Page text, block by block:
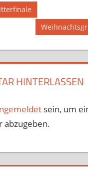
Nächster
HINTERLASSEN
sein, um
abzugeben.